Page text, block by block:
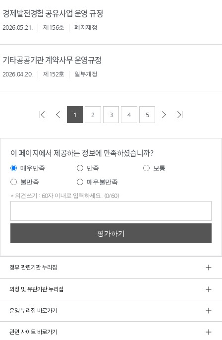
경제발전경험 공유사업 운영 규정
2026.05.21. 제156호 폐지제정
기타공공기관 계약사무 운영규정
2026.04.20. 제152호 일부개정
1 2 3 4 5
이 페이지에서 제공하는 정보에 만족하셨습니까?
매우만족 만족
보통
불만족
매우불만족
* 의견쓰기 : 60자 이내로 입력하세요. (0/60)
정부 관련기관 누리집
외청 및 유관기관 누리집
운영 누리집 바로가기
관련 사이트 바로가기